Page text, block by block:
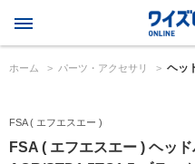
ホーム > パーツ・アクセサリ > ヘッ
FSA ( エフエスエー )
FSA ( エフエスエー ) ヘッ